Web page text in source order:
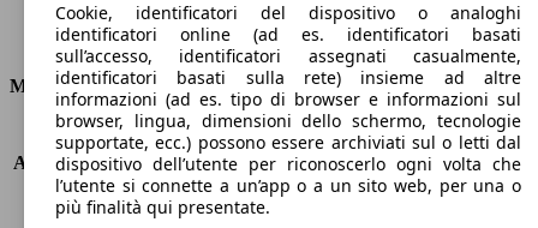
Consumi
Motore e Prestazioni
KW (PS)
100 kW (136 PS)
Accelerazione (0-100 km/h)
8.5s
Velocità massima (km/h)
213 km/h
Numero di marce
6
Cookie, identificatori del dispositivo o analoghi
identificatori online (ad es. identificatori basati
sull’accesso, identificatori assegnati casualmente,
identificatori basati sulla rete) insieme ad altre
informazioni (ad es. tipo di browser e informazioni sul
browser, lingua, dimensioni dello schermo, tecnologie
supportate, ecc.) possono essere archiviati sul o letti dal
dispositivo dell’utente per riconoscerlo ogni volta che
l’utente si connette a un’app o a un sito web, per una o
più finalità qui presentate.